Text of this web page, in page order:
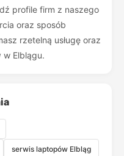
profile firm z naszego
oraz sposób
rzetelną usługę oraz
w Elblągu.
serwis laptopów Elbląg